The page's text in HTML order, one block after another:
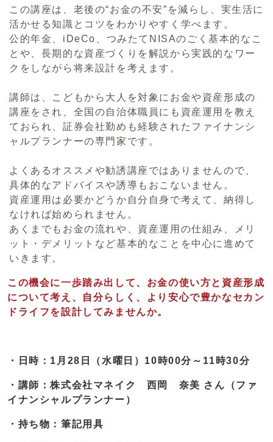
この講座は、老後の“お金の不安”を減らし、実生活に
活かせる知識とコツをわかりやすく学べます。
公的年金、iDeCo、つみたてNISAのごく基本的なこ
とや、長期的な資産づくりを解説から実践的なワー
クをしながら将来設計を考えます。
講師は、こどもから大人を対象にお金や資産形成の
講座をされ、全国の自治体職員にも資産運用を教え
ておられ、証券会社勤めも経験されたファイナンシ
ャルプランナーの専門家です。
よくあるオススメや勧誘講座ではありませんので、
具体的なアドバイスや誘導もおこないません。
資産運用は必要かどうか自分自身で考えて、納得し
なければ始められません。
あくまでもお金の流れや、資産運用の仕組み、メリ
ット・デメリットなど基本的なことを中心に進めて
いきます。
この機会に一歩踏み出して、お金の使い方と資産形成
について考え、自分らしく、より安心で豊かなセカン
ドライフを設計してみませんか。
・日時：1月28日（水曜日）10時00分～11時30分
・講師：株式会社マネイク 西岡 奈美 さん（ファ
イナンシャルプランナー）
・持ち物：筆記用具